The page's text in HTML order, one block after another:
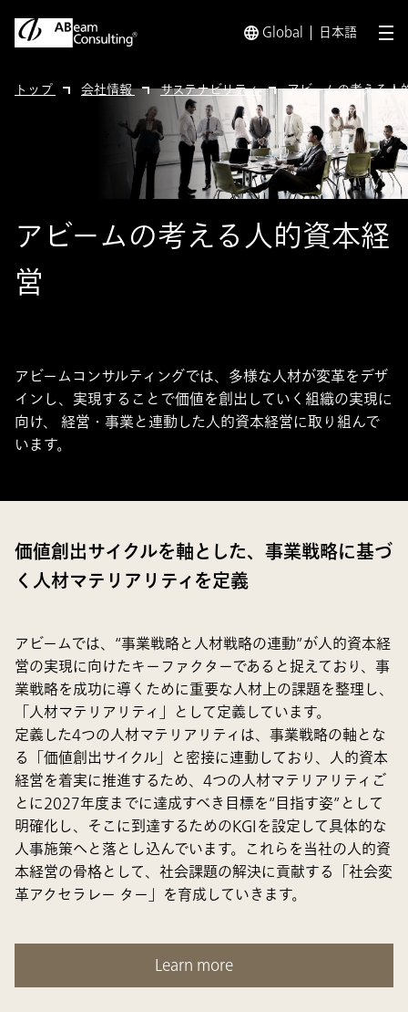
Global 日本語 メ
トップ 会社情報 サステナビリティ アビームの考える人
アビームの考える人的資本経
営
アビームコンサルティングでは、多様な人材が変革をデザ
インし、実現することで価値を創出していく組織の実現に
向け、 経営・事業と連動した人的資本経営に取り組んで
います。
価値創出サイクルを軸とした、事業戦略に基づ
く人材マテリアリティを定義
アビームでは、“事業戦略と人材戦略の連動”が人的資本経
営の実現に向けたキーファクターであると捉えており、事
業戦略を成功に導くために重要な人材上の課題を整理し、
「人材マテリアリティ」として定義しています。
定義した4つの人材マテリアリティは、事業戦略の軸とな
る「価値創出サイクル」と密接に連動しており、人的資本
経営を着実に推進するため、4つの人材マテリアリティご
とに2027年度までに達成すべき目標を“目指す姿”として
明確化し、そこに到達するためのKGIを設定して具体的な
人事施策へと落とし込んでいます。これらを当社の人的資
本経営の骨格として、社会課題の解決に貢献する「社会変
革アクセラレー ター」を育成していきます。
Learn more